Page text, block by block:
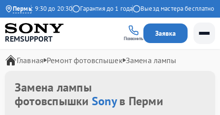
Пермьс 9:30 до 20:30 Гарантия до 1 года Выезд мастера бесплатно
REMSUPPORT Позвонить
Заявка
Главная Ремонт фотовспышек Замена лампы
Замена лампы
фотовспышки Sonyв Перми